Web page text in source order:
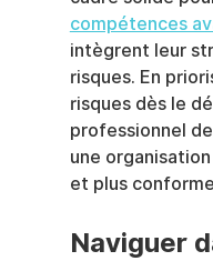
compétences
intègrent leur
risques. En
risques dès le
professionnel
une
et plus
Naviguer